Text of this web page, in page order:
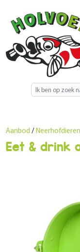
Eet & drink
Aanbod /